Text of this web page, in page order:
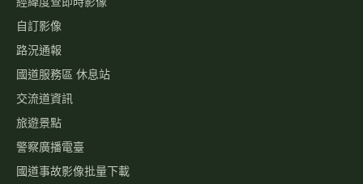
關於
最新消息
關於本站
免責聲明
隱私權政策
聯絡我們
功能建議